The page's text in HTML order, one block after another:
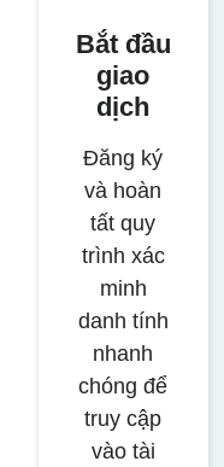
Bắt đầu
giao
dịch
Đăng ký
và hoàn
tất quy
trình xác
minh
danh tính
nhanh
chóng để
truy cập
vào tài